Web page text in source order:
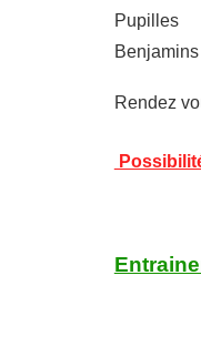
Rendez